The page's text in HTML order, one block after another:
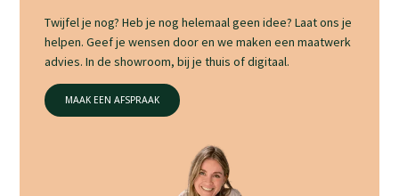
Twijfel je nog? Heb je nog helemaal geen idee? Laat ons je
helpen. Geef je wensen door en we maken een maatwerk
advies. In de showroom, bij je thuis of digitaal.
MAAK EEN AFSPRAAK